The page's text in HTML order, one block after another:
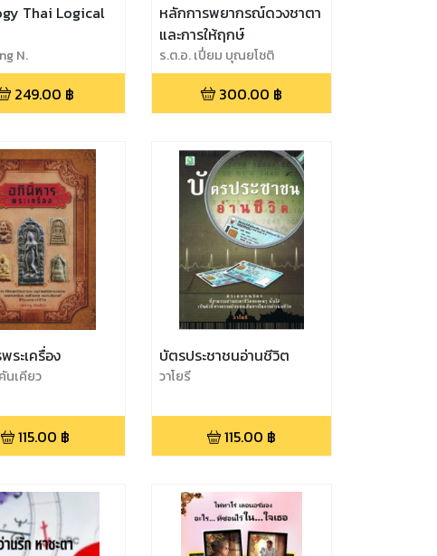
Thai Logical
N.
249.00 ฿
หลักการพยากรณ์ดวงชาตา
และการให้ฤกษ์
ร.ต.อ. เปี่ยม บุณยโชติ
300.00 ฿
ระเครื่อง
นเคียว
115.00 ฿
บัตรประชาชนอ่านชีวิต
วาโยรี
115.00 ฿